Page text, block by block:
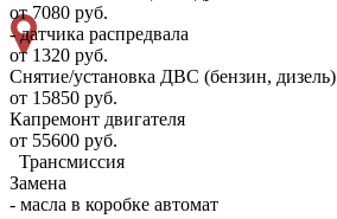
от 7080 руб.
- датчика распредвала
от 1320 руб.
Снятие/установка ДВС (бензин, дизель)
от 15850 руб.
Капремонт двигателя
от 55600 руб.
Трансмиссия
Замена
- масла в коробке автомат